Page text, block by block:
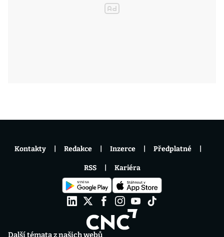
Další témata z našich webů
Kontakty Redakce Inzerce Předplatné
RSS Kariéra